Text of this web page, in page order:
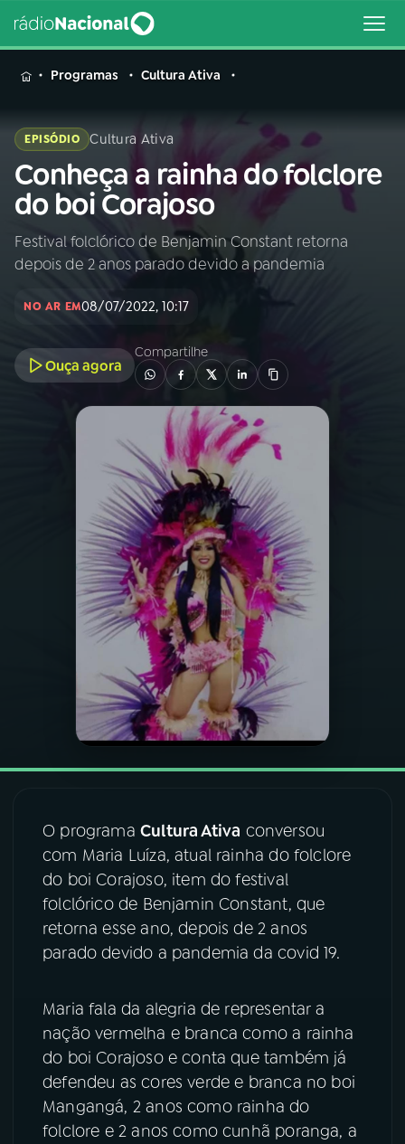
MENU
Buscar
na
Rádio
Nacional
Buscar
AO VIVO
INÍCIO
PROGRAMAÇÃO
PROGRAMAS
PODCASTS
VIDEOCASTS
ÚLTIMAS
FESTIVAL DE MÚSICA
YouTube
Instagram X
TikTok
Programas Cultura Ativa
EPISÓDIO Cultura Ativa
Conheça a rainha do folclore
do boi Corajoso
Festival folclórico de Benjamin Constant retorna
depois de 2 anos parado devido a pandemia
NO AR EM08/07/2022, 10:17
Ouça agora
Compartilhe
O programa Cultura Ativa conversou
com Maria Luíza, atual rainha do folclore
do boi Corajoso, item do festival
folclórico de Benjamin Constant, que
retorna esse ano, depois de 2 anos
parado devido a pandemia da covid 19.
Maria fala da alegria de representar a
nação vermelha e branca como a rainha
do boi Corajoso e conta que também já
defendeu as cores verde e branca no boi
Mangangá, 2 anos como rainha do
folclore e 2 anos como cunhã poranga, a